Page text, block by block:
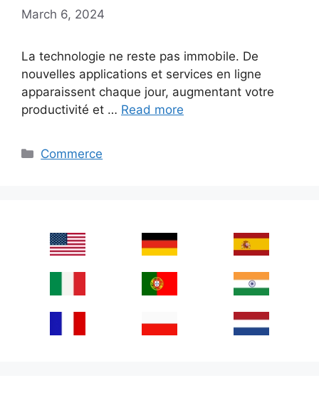
March 6, 2024
La technologie ne reste pas immobile. De
nouvelles applications et services en ligne
apparaissent chaque jour, augmentant votre
productivité et … Read more
Categories
Commerce